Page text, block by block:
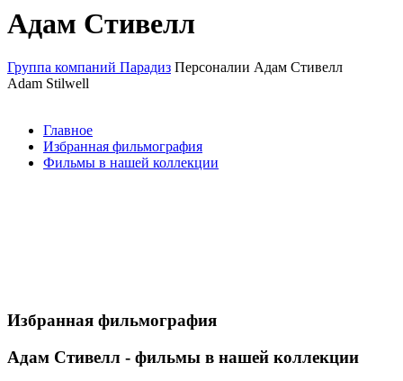
Адам Стивелл
Группа компаний Парадиз Персоналии Адам Стивелл
Adam Stilwell
Главное
Избранная фильмография
Фильмы в нашей коллекции
Избранная фильмография
Адам Стивелл - фильмы в нашей коллекции